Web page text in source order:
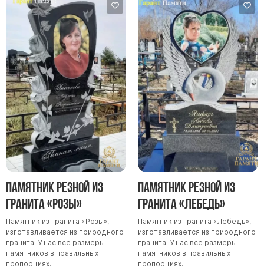
Памятники мужчине
Памятники дедушке
Памятники мужу
Памятники отцу
Памятники парню
Памятники сыну
Памятники вертикальные
Памятники врачу
Памятники горизонтальные
Памятники классические
Памятники красивые
Памятники Православные
Памятники прямоугольные
Памятник резной из
гранита «Розы»
Памятник из гранита «Розы»,
изготавливается из природного
гранита. У нас все размеры
памятников в правильных
пропорциях.
Памятник резной из
гранита «Лебедь»
Памятник из гранита «Лебедь»,
изготавливается из природного
гранита. У нас все размеры
памятников в правильных
пропорциях.